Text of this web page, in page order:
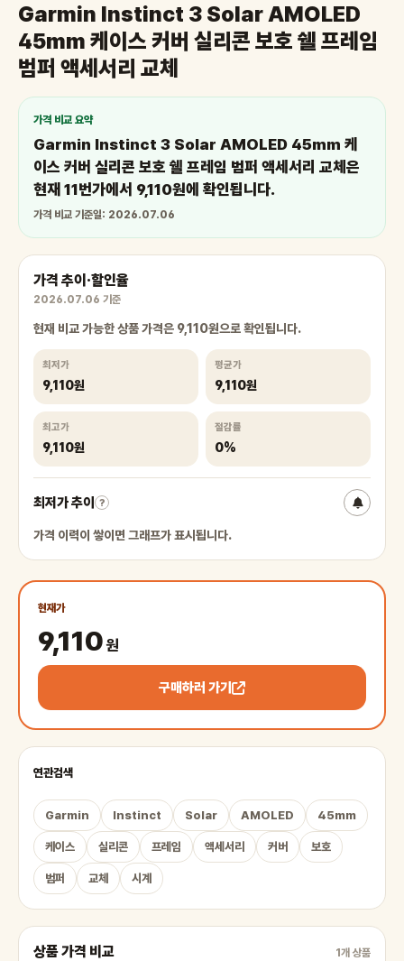
Garmin Instinct 3 Solar AMOLED
45mm 케이스 커버 실리콘 보호 쉘 프레임
범퍼 액세서리 교체
가격 비교 요약
Garmin Instinct 3 Solar AMOLED 45mm 케
이스 커버 실리콘 보호 쉘 프레임 범퍼 액세서리 교체은
현재 11번가에서 9,110원에 확인됩니다.
가격 비교 기준일: 2026.07.06
가격 추이·할인율
2026.07.06 기준
현재 비교 가능한 상품 가격은 9,110원으로 확인됩니다.
최저가
9,110원
평균가
9,110원
최고가
9,110원
절감률
0%
최저가 추이 ?
가격 이력이 쌓이면 그래프가 표시됩니다.
현재가
9,110원
구매하러 가기
연관검색
Garmin Instinct Solar AMOLED 45mm
케이스 실리콘 프레임 액세서리 커버 보호
범퍼 교체 시계
상품 가격 비교 1개 상품